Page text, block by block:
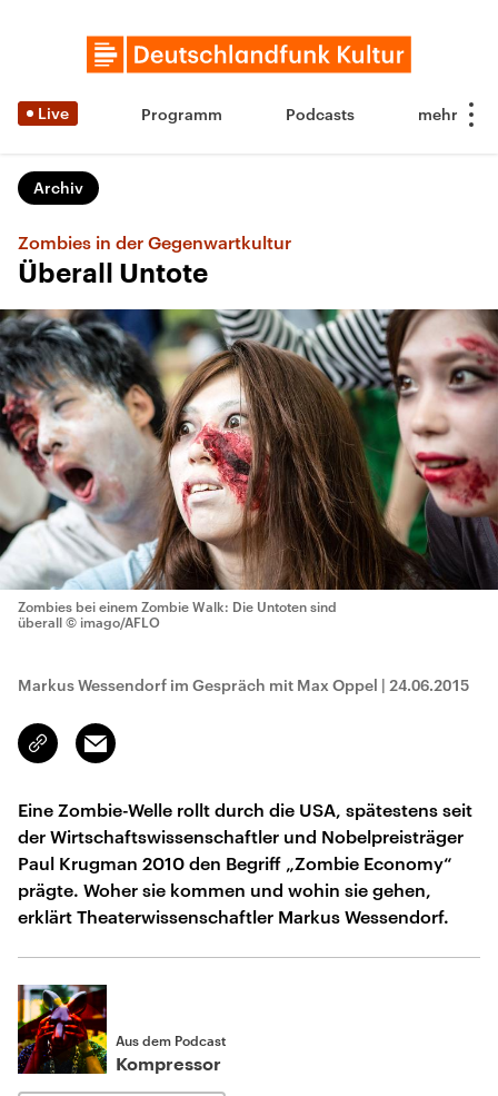
Live Programm Podcasts
Archiv
Zombies in der Gegenwartkultur
Überall Untote
Zombies bei einem Zombie Walk: Die Untoten sind
überall © imago/AFLO
Markus Wessendorf im Gespräch mit Max Oppel | 24.06.2015
Link
kopieren/teilen
Email
Eine Zombie-Welle rollt durch die USA, spätestens seit
der Wirtschaftswissenschaftler und Nobelpreisträger
Paul Krugman 2010 den Begriff „Zombie Economy“
prägte. Woher sie kommen und wohin sie gehen,
erklärt Theaterwissenschaftler Markus Wessendorf.
Aus dem Podcast
Kompressor